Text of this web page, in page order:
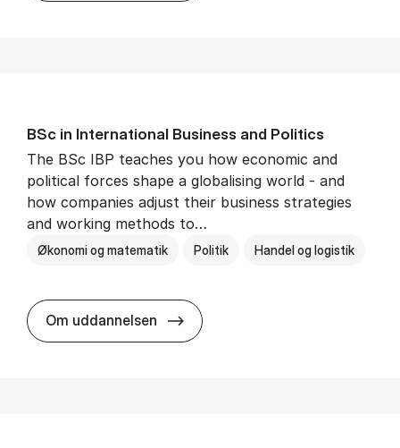
BSc in In­ter­na­tion­al Busi­ness and Polit­ics
The BSc IBP teaches you how economic and
political forces shape a globalising world - and
how companies adjust their business strategies
and working methods to…
Økonomi og matematik Politik Handel og logistik
Om uddannelsen BSc in In­ter­na­tion­al Busi­ness